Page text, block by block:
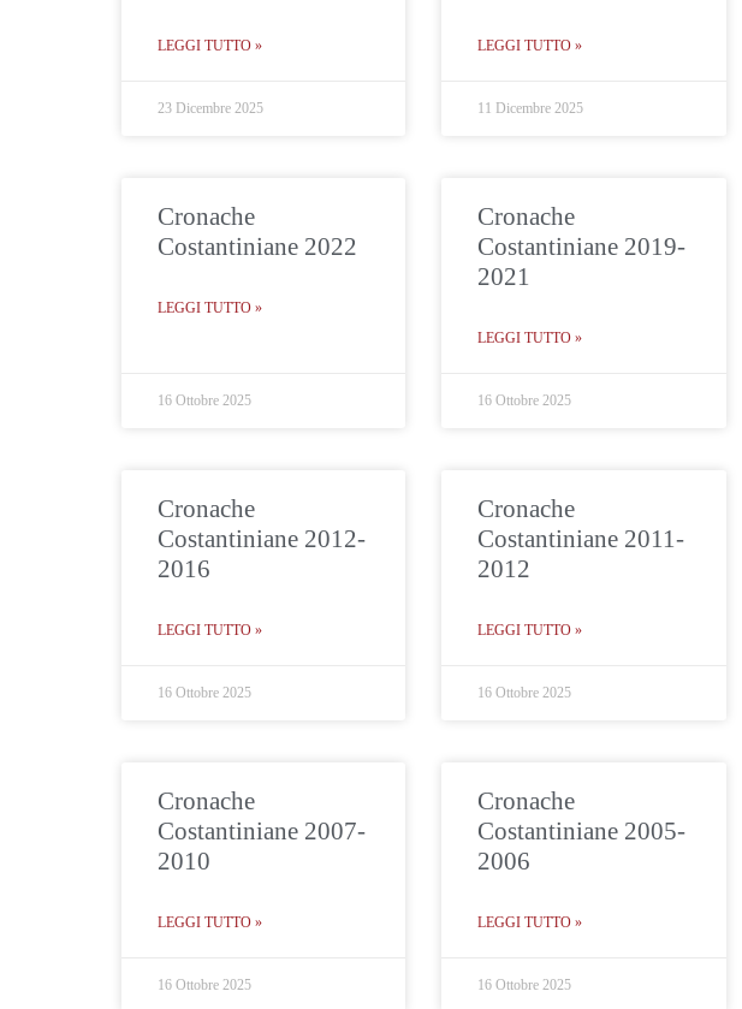
LEGGI TUTTO »
23 Dicembre 2025
LEGGI TUTTO »
11 Dicembre 2025
Cronache
Costantiniane 2022
LEGGI TUTTO »
16 Ottobre 2025
Cronache
Costantiniane 2019-
2021
LEGGI TUTTO »
16 Ottobre 2025
Cronache
Costantiniane 2012-
2016
LEGGI TUTTO »
16 Ottobre 2025
Cronache
Costantiniane 2011-
2012
LEGGI TUTTO »
16 Ottobre 2025
Cronache
Costantiniane 2007-
2010
LEGGI TUTTO »
16 Ottobre 2025
Cronache
Costantiniane 2005-
2006
LEGGI TUTTO »
16 Ottobre 2025